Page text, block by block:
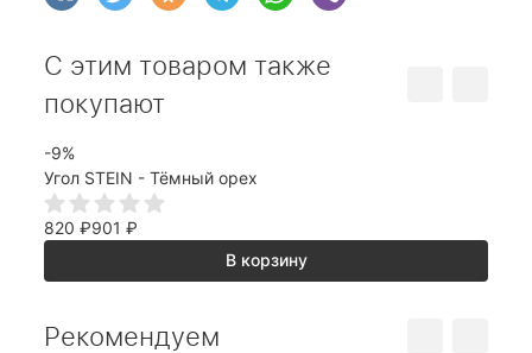
С этим товаром также
покупают
-9%
Угол STEIN - Тёмный орех
820₽901₽
В корзину
Рекомендуем